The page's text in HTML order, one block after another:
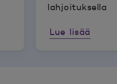
lahjoituksella
Lue lisää